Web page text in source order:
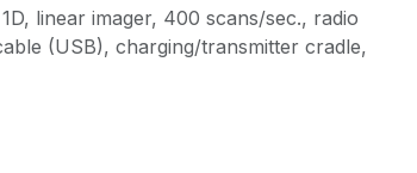
linear imager, 400 scans/sec., radio
(USB), charging/transmitter cradle,